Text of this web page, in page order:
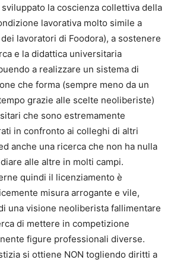
sviluppato la coscienza collettiva della
lavorativa molto simile a
lavoratori di Foodora), a sostenere
e la didattica universitaria
a realizzare un sistema di
che forma (sempre meno da un
grazie alle scelte neoliberiste)
che sono estremamente
in confronto ai colleghi di altri
anche una ricerca che non ha nulla
alle altre in molti campi.
quindi il licenziamento è
misura arrogante e vile,
una visione neoliberista fallimentare
di mettere in competizione
figure professionali diverse.
si ottiene NON togliendo diritti a